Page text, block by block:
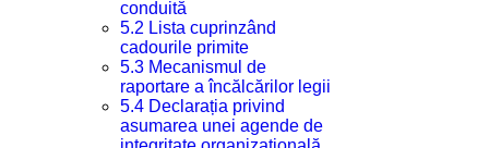
conduită
5.2 Lista cuprinzând
cadourile primite
5.3 Mecanismul de
raportare a încălcărilor legii
5.4 Declarația privind
asumarea unei agende de